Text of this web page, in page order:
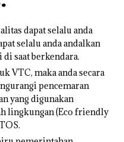
dapat selalu anda
selalu anda andalkan
saat berkendara.
VTC, maka anda secara
pencemaran
yang digunakan
lingkungan (Eco friendly